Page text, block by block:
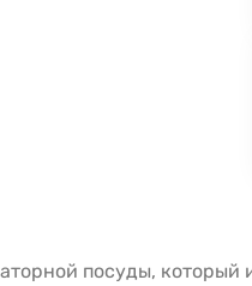
посуды, который